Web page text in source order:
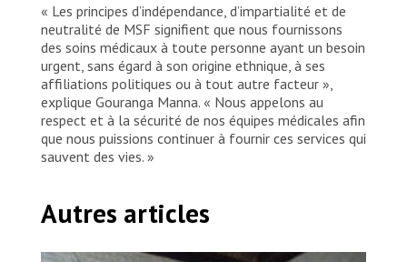
« Les principes d’indépendance, d’impartialité et de
neutralité de MSF signifient que nous fournissons
des soins médicaux à toute personne ayant un besoin
urgent, sans égard à son origine ethnique, à ses
affiliations politiques ou à tout autre facteur »,
explique Gouranga Manna. « Nous appelons au
respect et à la sécurité de nos équipes médicales afin
que nous puissions continuer à fournir ces services qui
sauvent des vies. »
Autres articles